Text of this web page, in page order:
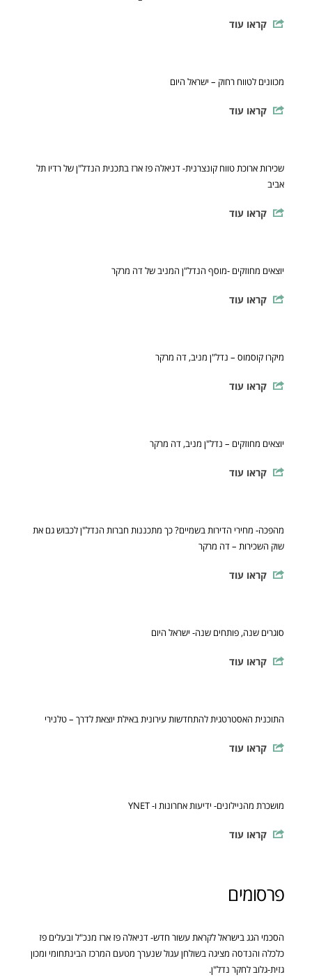
קראו עוד
מכוונים לטווח רחוק – ישראל היום
קראו עוד
שכירות ארוכת טווח קונצרנית- דניאלה פז ארז בתכנית הנדל"ן של רדיו תל
אביב
קראו עוד
יוצאים מחוזקים -מוסף הנדל"ן המניב של דה מרקר
קראו עוד
מיקרו קוסמוס – נדל"ן מניב, דה מרקר
קראו עוד
יוצאים מחוזקים – נדל"ן מניב, דה מרקר
קראו עוד
מהפכה- מחירי הדירות בשמיים? כך מתכננות חברות הנדל"ן לכבוש גם את
שוק השכירות – דה מרקר
קראו עוד
סוגרים שנה, פותחים שנה- ישראל היום
קראו עוד
התוכנית האסטרטגית להתחדשות עירונית באילת יוצאת לדרך – טלנירי
קראו עוד
מושכרת מהניילונים- ידיעות אחרונות ו- YNET
קראו עוד
פרסומים
הסכמי הגג בישראל לקראת עשור חדש- דניאלה פז ארז מנכ"ל ובעלים פז
כלכלה והנדסה מציגה בשולחן עגול שנערך מטעם המרכז הבינתחומי ומכון
גזית-גלוב לחקר נדל"ן.